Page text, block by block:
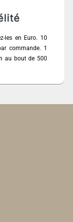
les en Euro. 10
commande. 1
au bout de 500